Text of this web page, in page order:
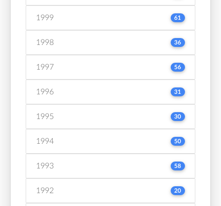
1999 61
1998 36
1997 56
1996 31
1995 30
1994 50
1993 58
1992 20